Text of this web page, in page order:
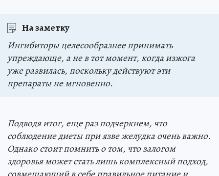
На заметку
Ингибиторы целесообразнее принимать
упреждающе, а не в тот момент, когда изжога
уже развилась, поскольку действуют эти
препараты не мгновенно.
Подводя итог, еще раз подчеркнем, что
соблюдение диеты при язве желудка очень важно.
Однако стоит помнить о том, что залогом
здоровья может стать лишь комплексный подход,